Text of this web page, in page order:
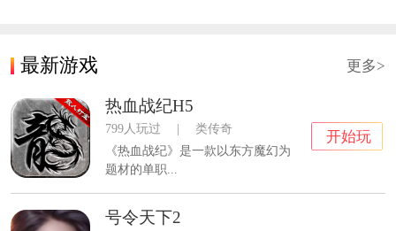
更多>
最新游戏
热血战纪H5
799人玩过 |
类传奇
《热血战纪》是一款以东方魔幻为
题材的单职...
开始玩
号令天下2